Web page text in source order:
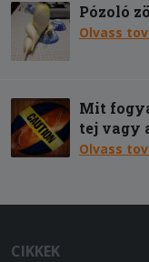
Pózoló
Olvass
Mit
tej vagy
Olvass
CIKKEK